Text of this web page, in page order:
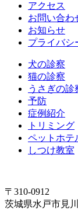
アクセス
お問い合わ
お知らせ
プライバシ
犬の診察
猫の診察
うさぎの診
予防
症例紹介
トリミング
ペットホテ
しつけ教室
〒310-0912
茨城県水戸市見